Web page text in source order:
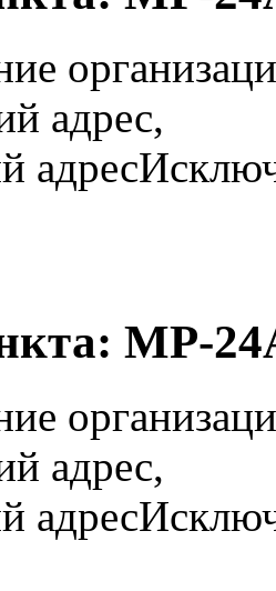
адрес,
адрес
МР-
адрес,
адрес